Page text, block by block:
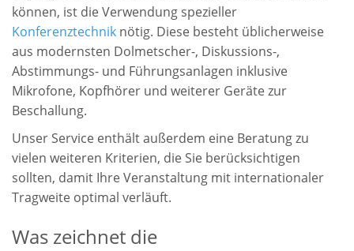
können, ist die Verwendung spezieller
Konferenztechnik nötig. Diese besteht üblicherweise
aus modernsten Dolmetscher-, Diskussions-,
Abstimmungs- und Führungsanlagen inklusive
Mikrofone, Kopfhörer und weiterer Geräte zur
Beschallung.
Unser Service enthält außerdem eine Beratung zu
vielen weiteren Kriterien, die Sie berücksichtigen
sollten, damit Ihre Veranstaltung mit internationaler
Tragweite optimal verläuft.
Was zeichnet die